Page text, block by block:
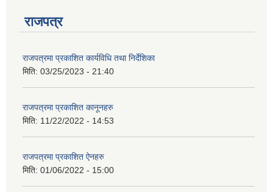
राजपत्र
राजपत्रमा प्रकाशित कार्यविधि तथा निर्देशिका
मिति: 03/25/2023 - 21:40
राजपत्रमा प्रकाशित कानूनहरु
मिति: 11/22/2022 - 14:53
राजपत्रमा प्रकाशित ऐनहरु
मिति: 01/06/2022 - 15:00